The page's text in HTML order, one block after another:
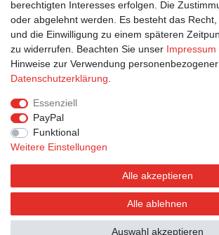
Bestellung widerrufen
berechtigten Interesses erfolgen. Die
oder abgelehnt werden. Es besteht das
und die Einwilligung zu einem späteren
zu widerrufen. Beachten Sie unser Impressum
Hinweise zur Verwendung
Daten­schutz­erklärung
Essenziell
PayPal
Funktional
Weitere Einstellungen
Alle akzeptieren
Alle ablehnen
Auswahl akzeptieren